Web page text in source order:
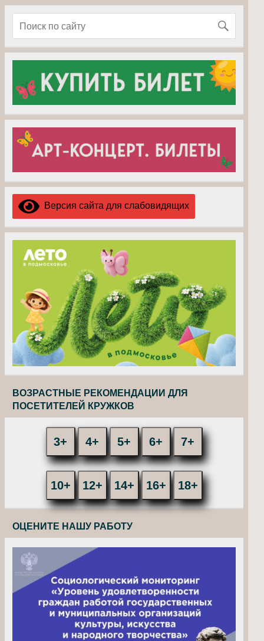
Версия сайта для слабовидящих
ВОЗРАСТНЫЕ РЕКОМЕНДАЦИИ ДЛЯ
ПОСЕТИТЕЛЕЙ КРУЖКОВ
3+ 4+ 5+ 6+ 7+
10+ 12+ 14+ 16+ 18+
ОЦЕНИТЕ НАШУ РАБОТУ